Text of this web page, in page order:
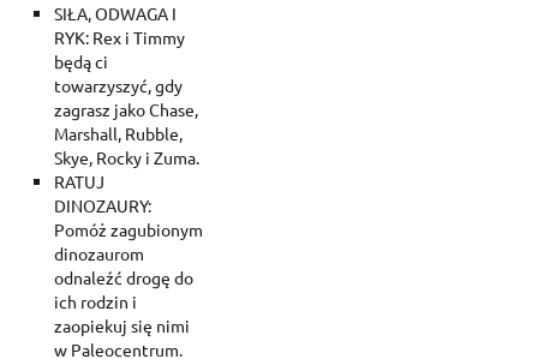
SIŁA, ODWAGA I
RYK: Rex i Timmy
będą ci
towarzyszyć, gdy
zagrasz jako Chase,
Marshall, Rubble,
Skye, Rocky i Zuma.
RATUJ
DINOZAURY:
Pomóż zagubionym
dinozaurom
odnaleźć drogę do
ich rodzin i
zaopiekuj się nimi
w Paleocentrum.